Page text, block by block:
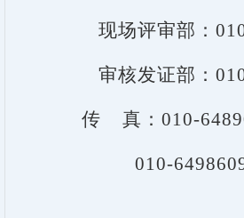
现场评审部：
审核发证部：
传 真：010-
010-